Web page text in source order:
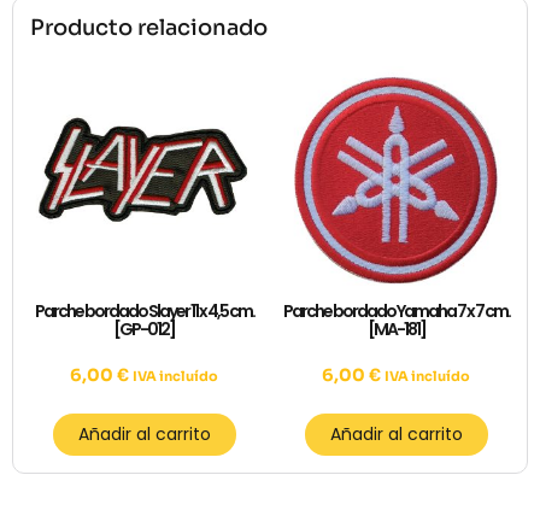
Producto relacionado
Parche bordado Slayer 11 x 4,5 cm.
[GP-012]
6,00 € IVA incluído
Añadir al carrito
Parche bordado Yamaha 7 x 7 cm.
[MA-181]
6,00 € IVA incluído
Añadir al carrito